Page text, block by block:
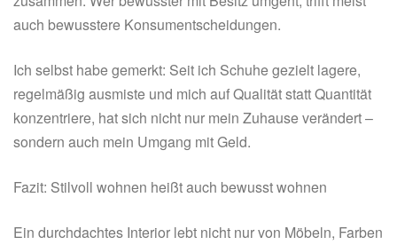
auch bewusstere Konsumentscheidungen.
Ich selbst habe gemerkt: Seit ich Schuhe gezielt lagere,
regelmäßig ausmiste und mich auf Qualität statt Quantität
konzentriere, hat sich nicht nur mein Zuhause verändert –
sondern auch mein Umgang mit Geld.
Fazit: Stilvoll wohnen heißt auch bewusst wohnen
Ein durchdachtes Interior lebt nicht nur von Möbeln, Farben